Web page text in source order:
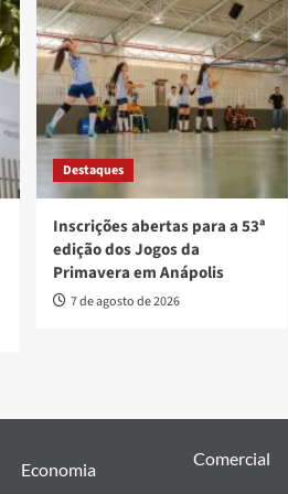
Destaques
Inscrições abertas para a 53ª
edição dos Jogos da
Primavera em Anápolis
7 de agosto de 2026
Economia
Comercial